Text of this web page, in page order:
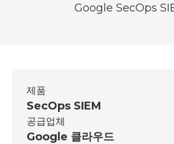
Google SecOps
제품
SecOps SIEM
공급업체
Google 클라우드